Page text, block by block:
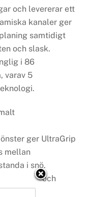
och levererar ett
kanaler ger
samtidigt
och slask.
i 86
varav 5
ger UltraGrip
mellan
i snö.
grepp och
SUV-